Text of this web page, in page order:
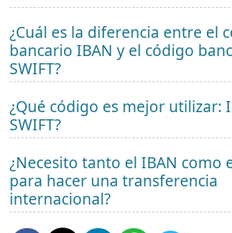
¿Cuál es la diferencia entre el
bancario IBAN y el código
SWIFT?
¿Qué código es mejor utilizar:
SWIFT?
¿Necesito tanto el IBAN como
para hacer una transferencia
internacional?